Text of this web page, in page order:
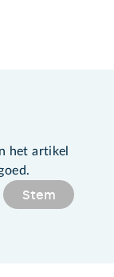
het artikel
Stem